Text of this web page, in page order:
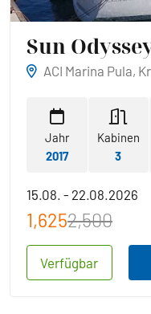
Sun
ACI Marina Pula,
Jahr
2017
Kabinen
3
Verfügbar
15.08. - 22.08.2026
1,6252,500